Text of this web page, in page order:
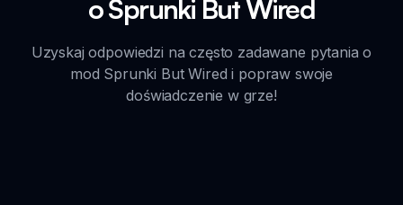
o Sprunki But Wired
Uzyskaj odpowiedzi na często zadawane pytania o
mod Sprunki But Wired i popraw swoje
doświadczenie w grze!